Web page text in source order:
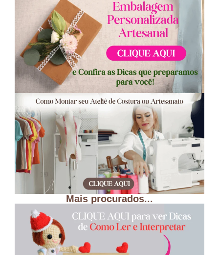
Mais procurados...